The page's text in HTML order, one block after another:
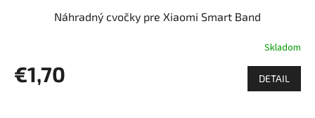
Náhradný cvočky pre Xiaomi Smart Band
Skladom
€1,70 DETAIL